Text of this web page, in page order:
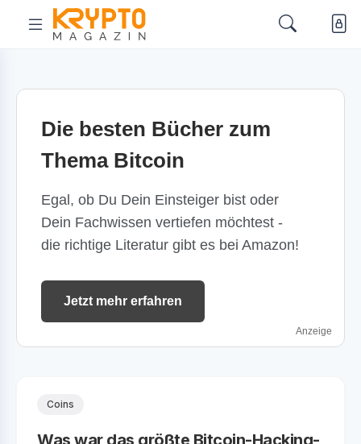
Die besten Bücher zum
Thema Bitcoin
Egal, ob Du Dein Einsteiger bist oder
Dein Fachwissen vertiefen möchtest -
die richtige Literatur gibt es bei Amazon!
Jetzt mehr erfahren
Anzeige
Coins
Was war das größte Bitcoin-Hacking-